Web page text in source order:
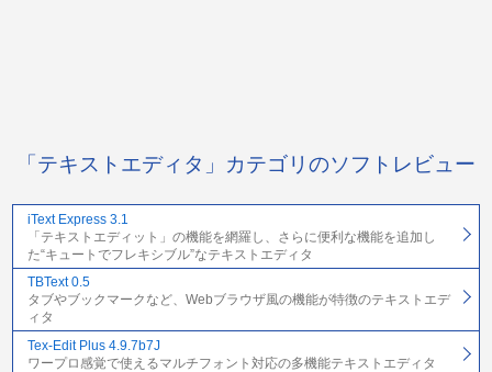
「テキストエディタ」カテゴリのソフトレビュー
iText Express 3.1
「テキストエディット」の機能を網羅し、さらに便利な機能を追加し
た“キュートでフレキシブル”なテキストエディタ
TBText 0.5
タブやブックマークなど、Webブラウザ風の機能が特徴のテキストエデ
ィタ
Tex-Edit Plus 4.9.7b7J
ワープロ感覚で使えるマルチフォント対応の多機能テキストエディタ